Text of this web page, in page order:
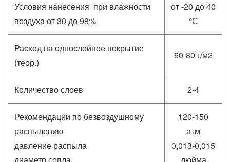
Условия нанесения при влажности
воздуха от 30 до 98%
от -20 до 40
°С
Расход на однослойное покрытие
(теор.)
60-80 г/м2
Количество слоев 2-4
Рекомендации по безвоздушному
распылению
давление распыла
120-150
атм
0,013-0,015